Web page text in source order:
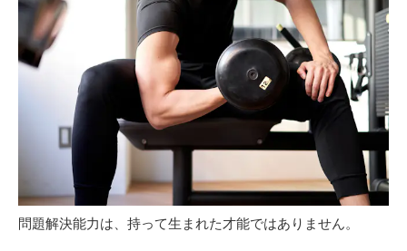
問題解決能力は、持って生まれた才能ではありません。